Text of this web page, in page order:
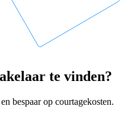
te vinden?
bespaar op courtagekosten.